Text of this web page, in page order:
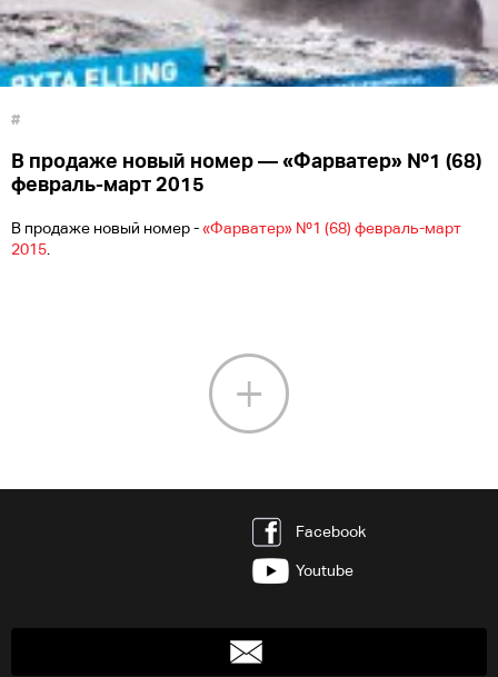
#
В продаже новый номер — «Фарватер» №1 (68)
февраль-март 2015
В продаже новый номер -«Фарватер» №1 (68) февраль-март
2015
Facebook
Youtube